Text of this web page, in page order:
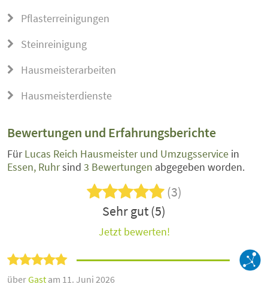
Pflasterreinigungen
Steinreinigung
Hausmeisterarbeiten
Hausmeisterdienste
Bewertungen und Erfahrungsberichte
FürLucas Reich Hausmeister und Umzugsservice in
Essen, Ruhrsind 3 Bewertungen abgegeben worden.
(3)
Sehr gut (5)
Jetzt bewerten!
überGast am 11. Juni 2026